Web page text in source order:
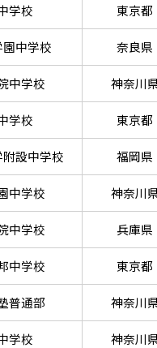
学校 東京都
中学校 奈良県
中学校 神奈川
学校 東京都
設中学校 福岡県
中学校 神奈川
中学校 兵庫県
中学校 東京都
普通部 神奈川
学校 神奈川